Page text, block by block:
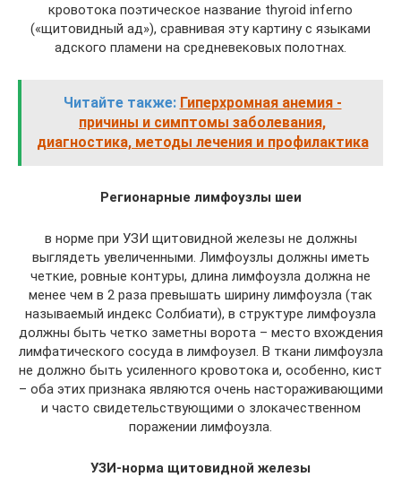
кровотока поэтическое название thyroid inferno
(«щитовидный ад»), сравнивая эту картину с языками
адского пламени на средневековых полотнах.
Читайте также: Гиперхромная анемия -
причины и симптомы заболевания,
диагностика, методы лечения и профилактика
Регионарные лимфоузлы шеи
в норме при УЗИ щитовидной железы не должны
выглядеть увеличенными. Лимфоузлы должны иметь
четкие, ровные контуры, длина лимфоузла должна не
менее чем в 2 раза превышать ширину лимфоузла (так
называемый индекс Солбиати), в структуре лимфоузла
должны быть четко заметны ворота – место вхождения
лимфатического сосуда в лимфоузел. В ткани лимфоузла
не должно быть усиленного кровотока и, особенно, кист
– оба этих признака являются очень настораживающими
и часто свидетельствующими о злокачественном
поражении лимфоузла.
УЗИ-норма щитовидной железы